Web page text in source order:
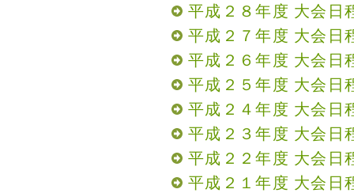
平成２８年度 大会日
平成２７年度 大会日
平成２６年度 大会日
平成２５年度 大会日
平成２４年度 大会日
平成２３年度 大会日
平成２２年度 大会日
平成２１年度 大会日